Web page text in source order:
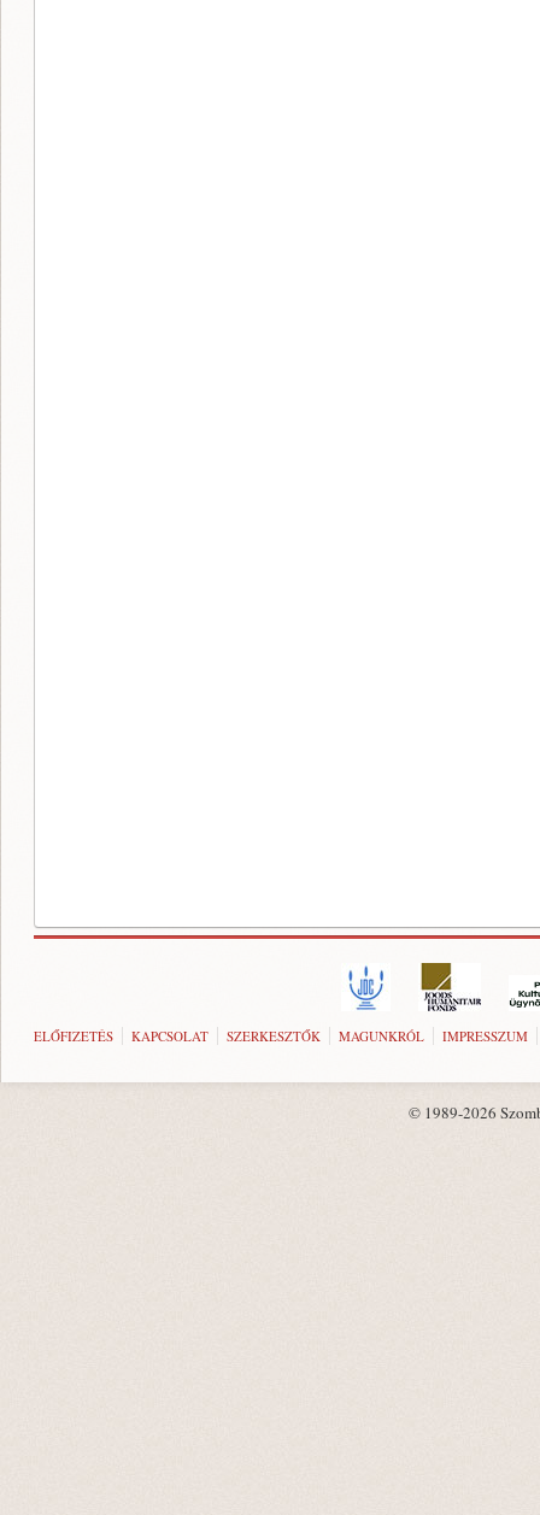
ELŐFIZETÉS KAPCSOLAT SZERKESZTŐK MAGUNKRÓL IMPRESSZUM
© 1989-2026